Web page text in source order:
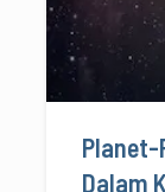
Planet-
Dalam